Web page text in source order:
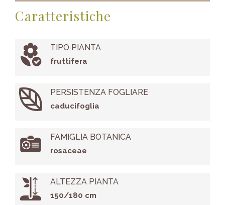
Caratteristiche
TIPO PIANTA
fruttifera
PERSISTENZA FOGLIARE
caducifoglia
FAMIGLIA BOTANICA
rosaceae
ALTEZZA PIANTA
150/180 cm